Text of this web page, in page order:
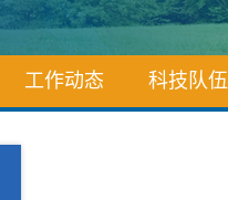
工作动态 科技队伍